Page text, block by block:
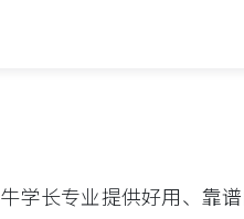
牛学长专业提供好用、靠